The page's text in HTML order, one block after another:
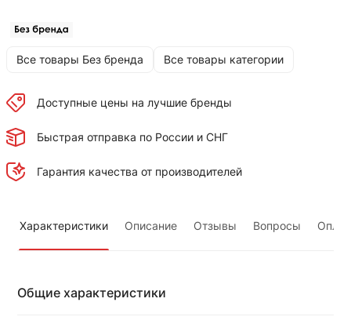
Все товары Без бренда Все товары категории
Доступные цены на лучшие бренды
Быстрая отправка по России и СНГ
Гарантия качества от производителей
Характеристики Описание Отзывы Вопросы
Общие характеристики